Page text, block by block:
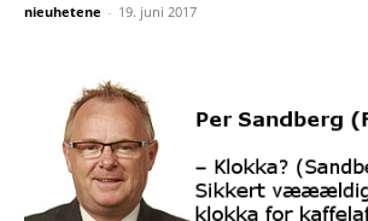
nieuhetene - 19. juni 2017